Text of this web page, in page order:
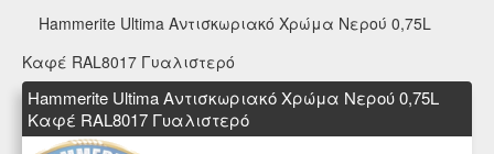
Hammerite Ultima Αντισκωριακό Χρώμα Νερού 0,75L
Καφέ RAL8017 Γυαλιστερό
Hammerite Ultima Αντισκωριακό Χρώμα Νερού 0,75L
Καφέ RAL8017 Γυαλιστερό